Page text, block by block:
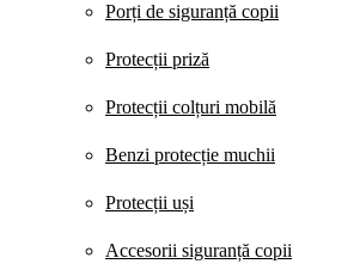
Porți de siguranță copii
Protecții priză
Protecții colțuri mobilă
Benzi protecție muchii
Protecții uși
Accesorii siguranță copii